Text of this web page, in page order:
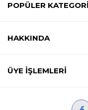
POPÜLER
HAKKINDA
ÜYE İŞLEMLERİ